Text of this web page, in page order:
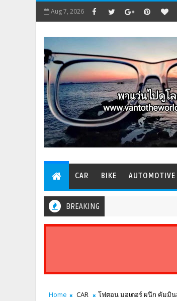
Aug 7, 2026
CAR BIKE AUTOMOTIVE
BREAKING
Home CAR โฟตอน มอเตอร์ ผนึก คัมมิน